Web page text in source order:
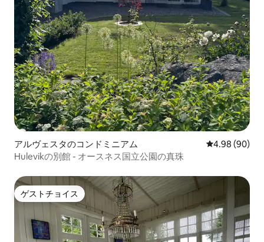
アルヴェスタのコンドミニアム レビュー90件
4.98 (90)
Hulevikの別館 - オースネス国立公園の真珠
ゲストチョイス
ゲストチョイス